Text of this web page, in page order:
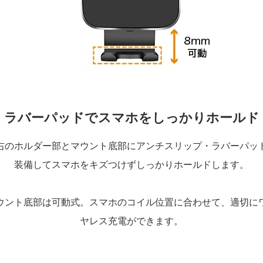
ラバーパッドでスマホをしっかりホールド
のホルダー部とマウント底部にアンチスリップ・ラバーパッ
装備してスマホをキズつけずしっかりホールドします。
ント底部は可動式。スマホのコイル位置に合わせて、適切に
ヤレス充電ができます。